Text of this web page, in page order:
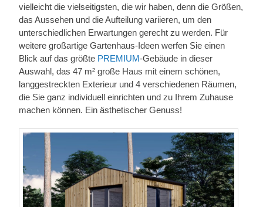
vielleicht die vielseitigsten, die wir haben, denn die Größen,
das Aussehen und die Aufteilung variieren, um den
unterschiedlichen Erwartungen gerecht zu werden. Für
weitere großartige Gartenhaus-Ideen werfen Sie einen
Blick auf das größte PREMIUM-Gebäude in dieser
Auswahl, das 47 m² große Haus mit einem schönen,
langgestreckten Exterieur und 4 verschiedenen Räumen,
die Sie ganz individuell einrichten und zu Ihrem Zuhause
machen können. Ein ästhetischer Genuss!